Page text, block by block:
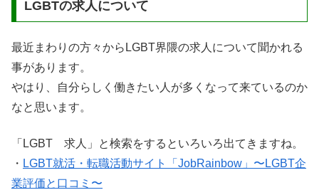
LGBTの求人について
最近まわりの方々からLGBT界隈の求人について聞かれる
事があります。
やはり、自分らしく働きたい人が多くなって来ているのか
なと思います。
「LGBT 求人」と検索をするといろいろ出てきますね。
・ LGBT就活・転職活動サイト「JobRainbow」〜LGBT企
業評価と口コミ〜